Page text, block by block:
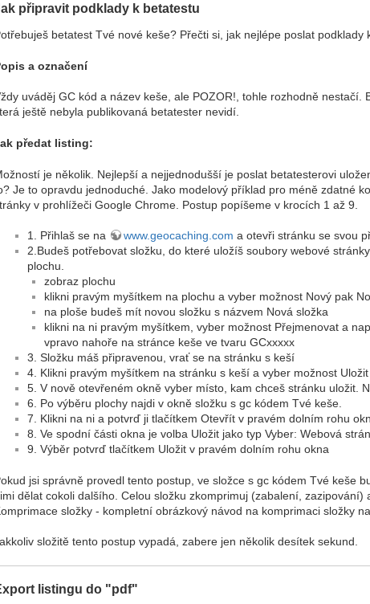
připravit podklady k betatestu
betatest Tvé nové keše? Přečti si, jak nejlépe poslat podklady
a označení
uváděj GC kód a název keše, ale POZOR!, tohle rozhodně nestačí.
ještě nebyla publikovaná betatester nevidí.
předat listing:
je několik. Nejlepší a nejjednodušší je poslat betatesterovi
Je to opravdu jednoduché. Jako modelový příklad pro méně zdatné
v prohlížeči Google Chrome. Postup popíšeme v krocích 1 až 9.
1. Přihlaš se na www.geocaching.com a otevři stránku se svou
2.Budeš potřebovat složku, do které uložíš soubory webové
plochu.
zobraz plochu
klikni pravým myšítkem na plochu a vyber možnost Nový pak
na ploše budeš mít novou složku s názvem Nová složka
klikni na ni pravým myšítkem, vyber možnost Přejmenovat a
vpravo nahoře na stránce keše ve tvaru GCxxxxx
3. Složku máš připravenou, vrať se na stránku s keší
4. Klikni pravým myšítkem na stránku s keší a vyber možnost Uložit
5. V nově otevřeném okně vyber místo, kam chceš stránku uložit.
6. Po výběru plochy najdi v okně složku s gc kódem Tvé keše.
7. Klikni na ni a potvrď ji tlačítkem Otevřít v pravém dolním rohu
8. Ve spodní části okna je volba Uložit jako typ Vyber: Webová
9. Výběr potvrď tlačítkem Uložit v pravém dolním rohu okna
jsi správně provedl tento postup, ve složce s gc kódem Tvé keše
dělat cokoli dalšího. Celou složku zkomprimuj (zabalení, zazipování)
složky - kompletní obrázkový návod na komprimaci složky
složitě tento postup vypadá, zabere jen několik desítek sekund.
listingu do "pdf"